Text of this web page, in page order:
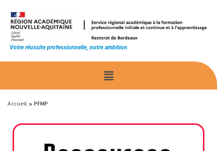
Votre réussite professionnelle, notre ambition
Accueil » PFMP